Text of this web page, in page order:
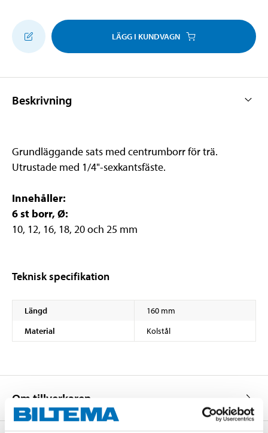
LÄGG I KUNDVAGN
Beskrivning
Grundläggande sats med centrumborr för trä.
Utrustade med 1/4"-sexkantsfäste.
Innehåller:
6 st borr, Ø:
10, 12, 16, 18, 20 och 25 mm
Teknisk specifikation
Längd
160 mm
Material
Kolstål
Om tillverkaren